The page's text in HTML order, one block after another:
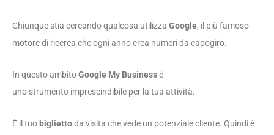
Chiunque stia cercando qualcosa utilizza Google, il più famoso
motore di ricerca che ogni anno crea numeri da capogiro.
In questo ambitoGoogle My Businessè
uno strumento imprescindibile per la tua attività.
È il tuo bigliettoda visita che vede un potenziale cliente. Quindi è